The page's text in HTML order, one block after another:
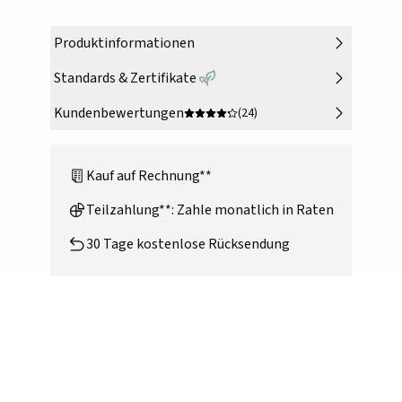
Produktinformationen
Standards & Zertifikate
Kundenbewertungen
(24)
Kauf auf Rechnung**
Teilzahlung**: Zahle monatlich in Raten
30 Tage kostenlose Rücksendung